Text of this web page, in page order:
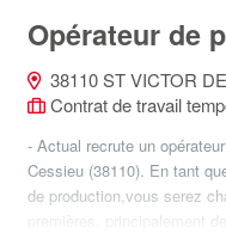
Opérateur de
38110 ST VICTOR
Contrat de travail
- Actual recrute un
Cessieu (38110). En tant
de production,vous serez
premières, principalement